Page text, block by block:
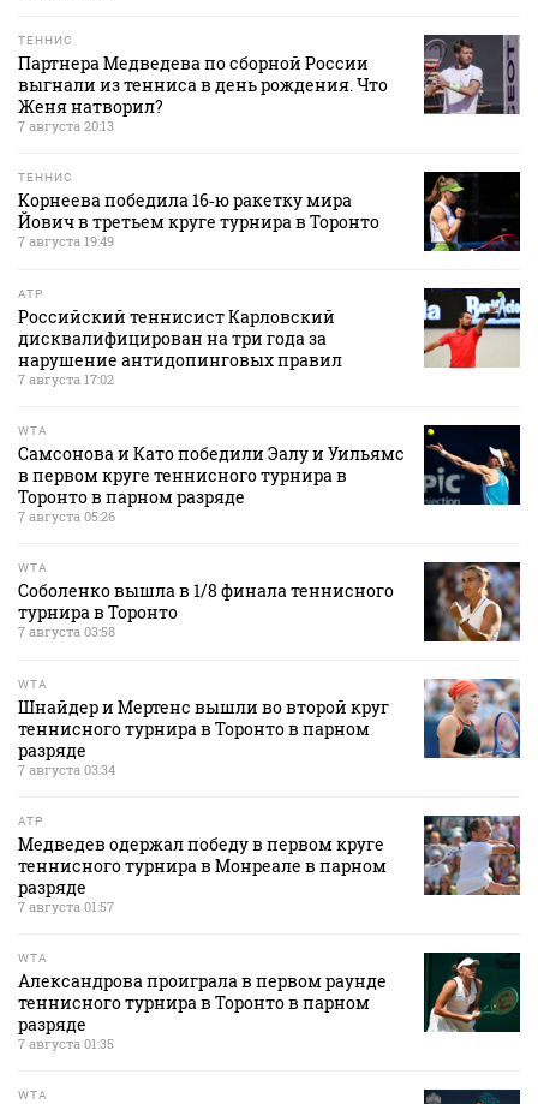
ТЕННИС
Партнера Медведева по сборной России
выгнали из тенниса в день рождения. Что
Женя натворил?
7 августа 20:13
ТЕННИС
Корнеева победила 16‑ю ракетку мира
Йович в третьем круге турнира в Торонто
7 августа 19:49
ATP
Российский теннисист Карловский
дисквалифицирован на три года за
нарушение антидопинговых правил
7 августа 17:02
WTA
Самсонова и Като победили Эалу и Уильямс
в первом круге теннисного турнира в
Торонто в парном разряде
7 августа 05:26
WTA
Соболенко вышла в 1/8 финала теннисного
турнира в Торонто
7 августа 03:58
WTA
Шнайдер и Мертенс вышли во второй круг
теннисного турнира в Торонто в парном
разряде
7 августа 03:34
ATP
Медведев одержал победу в первом круге
теннисного турнира в Монреале в парном
разряде
7 августа 01:57
WTA
Александрова проиграла в первом раунде
теннисного турнира в Торонто в парном
разряде
7 августа 01:35
WTA